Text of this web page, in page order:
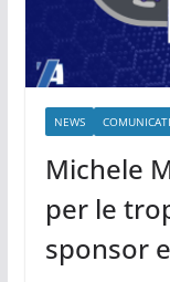
NEWS COMUNICATI
Michele
per le
sponsor